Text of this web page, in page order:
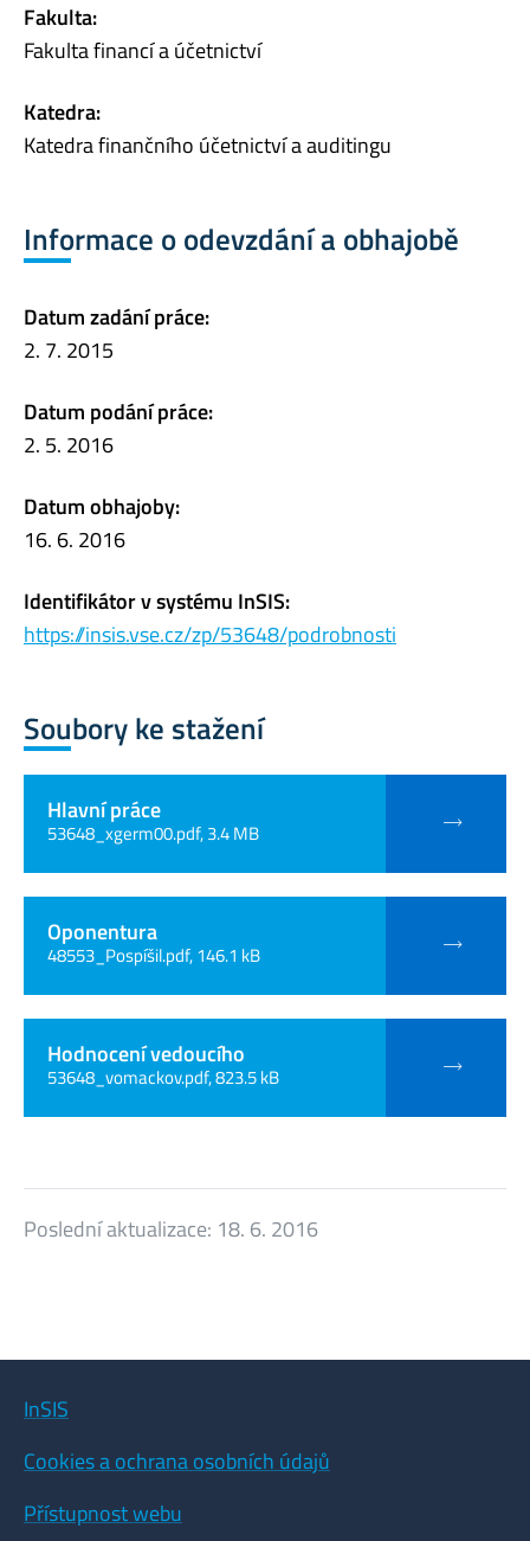
Fakulta:
Fakulta financí a účetnictví
Katedra:
Katedra finančního účetnictví a auditingu
Informace o odevzdání a obhajobě
Datum zadání práce:
2. 7. 2015
Datum podání práce:
2. 5. 2016
Datum obhajoby:
16. 6. 2016
Identifikátor v systému InSIS:
https://insis.vse.cz/zp/53648/podrobnosti
Soubory ke stažení
Hlavní práce
53648_xgerm00.pdf, 3.4 MB
Oponentura
48553_Pospíšil.pdf, 146.1 kB
Hodnocení vedoucího
53648_vomackov.pdf, 823.5 kB
Poslední aktualizace: 18. 6. 2016
InSIS
Cookies a ochrana osobních údajů
Přístupnost webu